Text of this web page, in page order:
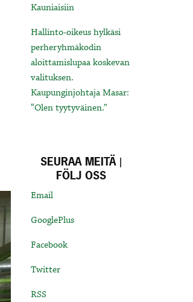
Kauniaisiin
Hallinto-oikeus hylkäsi
perheryhmäkodin
aloittamislupaa koskevan
valituksen.
Kaupunginjohtaja Masar:
“Olen tyytyväinen.”
SEURAA MEITÄ |
FÖLJ OSS
Email
GooglePlus
Facebook
Twitter
RSS